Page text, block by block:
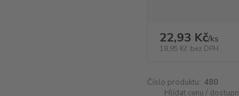
22,93 Kč/ks
18,95 Kč bez DPH
Číslo produktu: 480
Hlídat cenu /